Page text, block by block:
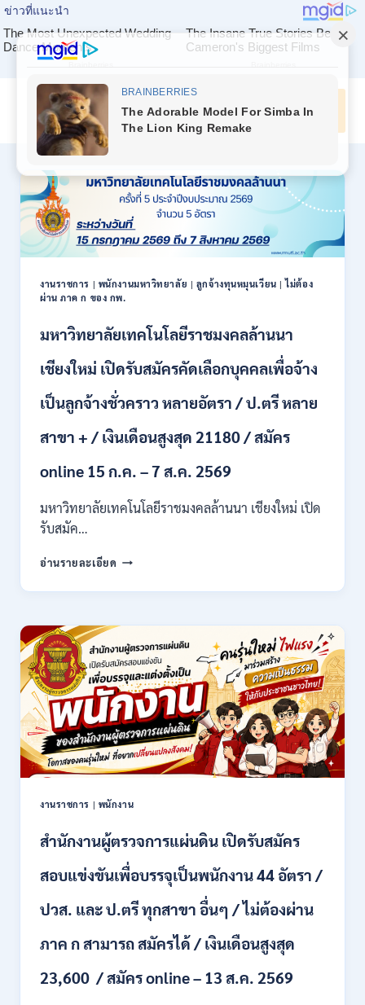
content
ค้นหางาน
งานราชการ | พนักงานมหาวิทยาลัย | ลูกจ้างทุนหมุนเวียน |ไม่ต้อง
ผ่าน ภาค ก ของ กพ.
มหาวิทยาลัยเทคโนโลยีราชมงคลล้านนา
เชียงใหม่ เปิดรับสมัครคัดเลือกบุคคลเพื่อจ้าง
เป็นลูกจ้างชั่วคราว หลายอัตรา / ป.ตรี หลาย
สาขา + / เงินเดือนสูงสุด 21180 / สมัคร
online 15 ก.ค. – 7 ส.ค. 2569
มหาวิทยาลัยเทคโนโลยีราชมงคลล้านนา เชียงใหม่ เปิด
รับสมัค…
อ่านรายละเอียด มหาวิทยาลัย
ราช
ล้าน
เชียงใหม่
เปิด
รับ
สมัคร
คัด
เลือก
บุคคล
เพื่อ
เป็น
ชั่วคราว
หลาย
อัตรา
/
ป.ตรี
หลาย
+
เงิน
งานราชการ | พนักงาน
สำนักงานผู้ตรวจการแผ่นดิน เปิดรับสมัคร
สอบแข่งขันเพื่อบรรจุเป็นพนักงาน 44 อัตรา /
ปวส. และ ป.ตรี ทุกสาขา อื่นๆ / ไม่ต้องผ่าน
ภาค ก สามารถ สมัครได้ / เงินเดือนสูงสุด
23,600 / สมัคร online – 13 ส.ค. 2569